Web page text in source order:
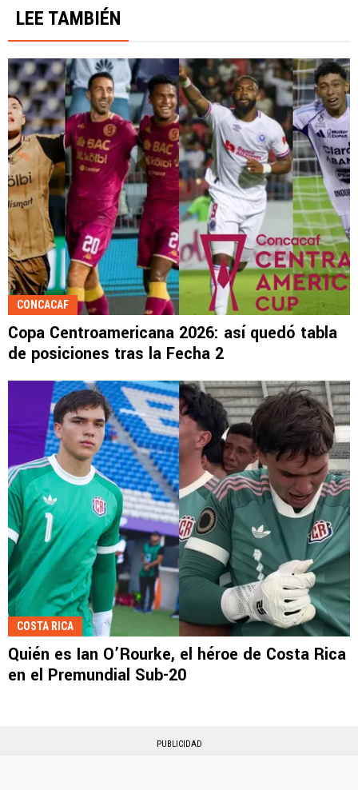
LEE TAMBIÉN
CONCACAF
Copa Centroamericana 2026: así quedó tabla
de posiciones tras la Fecha 2
COSTA RICA
Quién es Ian O’Rourke, el héroe de Costa Rica
en el Premundial Sub-20
PUBLICIDAD